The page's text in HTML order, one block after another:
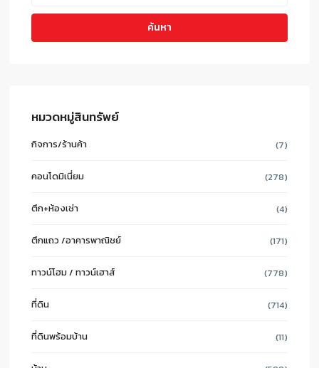
ค้นหา
หมวดหมู่สินทรัพย์
กิจการ/ร้านค้า (7)
คอนโดมิเนี่ยม (278)
ตึก+ห้องเช่า (4)
ตึกแถว /อาคารพาณิชย์ (171)
ทาวน์โฮม / ทาวน์เฮาส์ (778)
ที่ดิน (714)
ที่ดินพร้อมบ้าน (11)